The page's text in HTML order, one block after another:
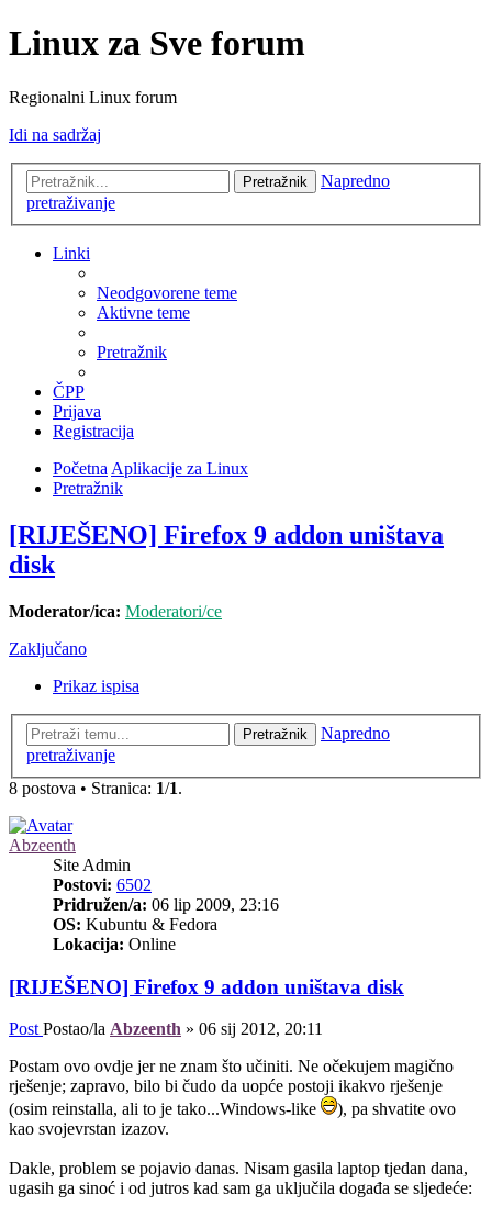
Linux za Sve forum
Regionalni Linux forum
Idi na sadržaj
Pretražnik
Napredno
pretraživanje
Linki
Neodgovorene teme
Aktivne teme
Pretražnik
ČPP
Prijava
Registracija
PočetnaAplikacije za Linux
Pretražnik
[RIJEŠENO] Firefox 9 addon uništava
disk
Moderator/ica: Moderatori/ce
Zaključano
Prikaz ispisa
Pretražnik
Napredno
pretraživanje
8 postova • Stranica: 1/1.
Abzeenth
Site Admin
Postovi: 6502
Pridružen/a: 06 lip 2009, 23:16
OS: Kubuntu & Fedora
Lokacija: Online
[RIJEŠENO] Firefox 9 addon uništava disk
Post Postao/la Abzeenth » 06 sij 2012, 20:11
Postam ovo ovdje jer ne znam što učiniti. Ne očekujem magično
rješenje; zapravo, bilo bi čudo da uopće postoji ikakvo rješenje
(osim reinstalla, ali to je tako...Windows-like
), pa shvatite ovo
kao svojevrstan izazov.
Dakle, problem se pojavio danas. Nisam gasila laptop tjedan dana,
ugasih ga sinoć i od jutros kad sam ga uključila događa se sljedeće: